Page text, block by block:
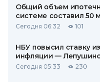
Общий объем
системе составил 50
Сегодня 06:32 101
НБУ повысил ставку
инфляции —
Сегодня 05:33 230